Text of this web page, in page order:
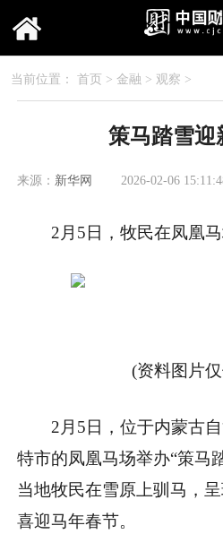
当前位置： 首页 > 金融 > 观察 >
策马踏雪迎
来源： 新华网 2026-02-06
2月5日，牧民在凤凰
(资料图片
2月5日，位于内蒙古
特市的凤凰马场举办“策马
当地牧民在雪原上驯马，
喜迎马年春节。